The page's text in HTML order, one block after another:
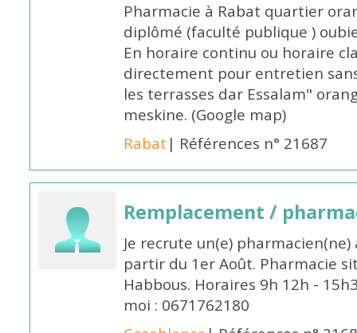
Pharmacie à Rabat quartier
diplômé (faculté publique )
En horaire continu ou horaire
directement pour entretien
les terrasses dar Essalam"
meskine. (Google map)
Rabat | Références n° 21687
Remplacement /
Je recrute un(e)
partir du 1er Août. Pharmacie
Habbous. Horaires 9h 12h -
moi : 0671762180